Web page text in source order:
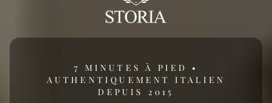
7 MINUTES À PIED •
AUTHENTIQUEMENT ITALIEN
DEPUIS 2015